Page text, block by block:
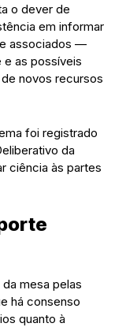
o dever de
em informar
associados —
e as possíveis
novos recursos
foi registrado
da
ciência às partes
mesa pelas
há consenso
quanto à